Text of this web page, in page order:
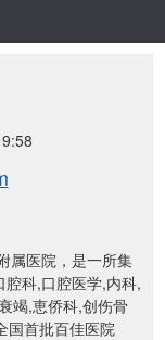
属医院，是一所集
科,口腔医学,内科,
竭,恵侨科,创伤骨
国首批百佳医院